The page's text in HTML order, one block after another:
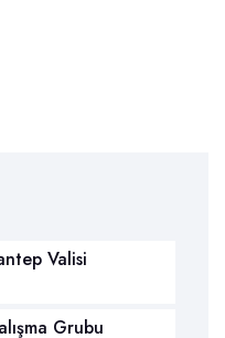
Valisi
Grubu